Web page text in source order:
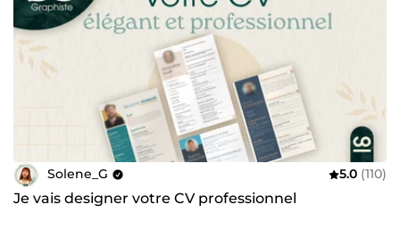
Solene_G 5.0 (110)
Je vais designer votre CV professionnel